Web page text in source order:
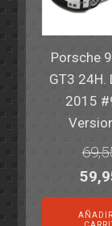
Porsche
GT3 24H.
2015
El